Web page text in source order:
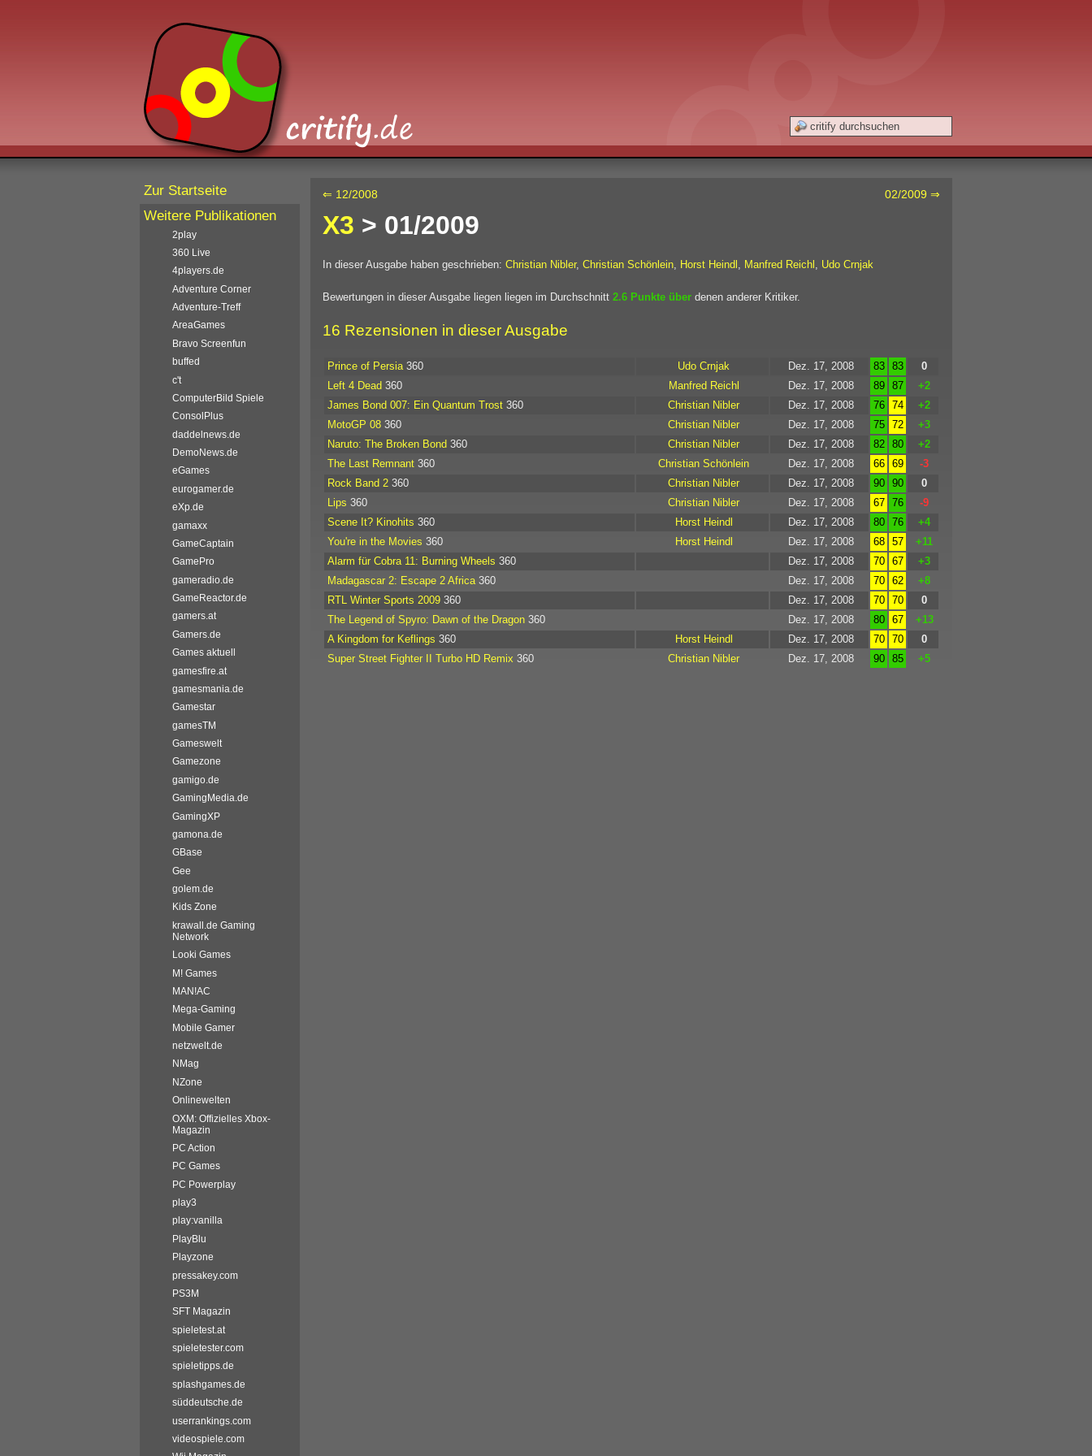
⇐ 12/2008 02/2009 ⇒
X3 > 01/2009
In dieser Ausgabe haben geschrieben: Christian Nibler, Christian Schönlein Horst Heindl Manfred Reichl Udo Crnjak
Bewertungen in dieser Ausgabe liegen liegen im Durchschnitt 2.6 Punkte über denen anderer Kritiker.
16 Rezensionen in dieser Ausgabe
Prince of Persia 360 Udo Crnjak Dez. 17, 2008 83 83
0
Left 4 Dead 360 Manfred Reichl Dez. 17, 2008 89 87
+2
James Bond 007: Ein Quantum Trost 360 Christian Nibler Dez. 17, 2008 76 74
+2
MotoGP 08 360 Christian Nibler Dez. 17, 2008 75 72
+3
Naruto: The Broken Bond 360 Christian Nibler Dez. 17, 2008 82 80
+2
The Last Remnant 360 Christian Schönlein Dez. 17, 2008 66 69
-3
Rock Band 2 360 Christian Nibler Dez. 17, 2008 90 90
0
Lips 360 Christian Nibler Dez. 17, 2008 67 76
-9
Scene It? Kinohits 360 Horst Heindl Dez. 17, 2008 80 76
+4
You're in the Movies 360 Horst Heindl Dez. 17, 2008 68 57
+11
Alarm für Cobra 11: Burning Wheels 360 Dez. 17, 2008 70 67
+3
Madagascar 2: Escape 2 Africa 360 Dez. 17, 2008 70 62
+8
RTL Winter Sports 2009 360 Dez. 17, 2008 70 70
0
The Legend of Spyro: Dawn of the Dragon 360 Dez. 17, 2008 80 67
+13
A Kingdom for Keflings 360 Horst Heindl Dez. 17, 2008 70 70
0
Super Street Fighter II Turbo HD Remix 360 Christian Nibler Dez. 17, 2008 90 85 +5
Zur Startseite
Weitere Publikationen
2play
360 Live
4players.de
Adventure Corner
Adventure-Treff
AreaGames
Bravo Screenfun
buffed
c't
ComputerBild Spiele
ConsolPlus
daddelnews.de
DemoNews.de
eGames
eurogamer.de
eXp.de
gamaxx
GameCaptain
GamePro
gameradio.de
GameReactor.de
gamers.at
Gamers.de
Games aktuell
gamesfire.at
gamesmania.de
Gamestar
gamesTM
Gameswelt
Gamezone
gamigo.de
GamingMedia.de
GamingXP
gamona.de
GBase
Gee
golem.de
Kids Zone
krawall.de Gaming
Network
Looki Games
M! Games
MAN!AC
Mega-Gaming
Mobile Gamer
netzwelt.de
NMag
NZone
Onlinewelten
OXM: Offizielles Xbox-
Magazin
PC Action
PC Games
PC Powerplay
play3
play:vanilla
PlayBlu
Playzone
pressakey.com
PS3M
SFT Magazin
spieletest.at
spieletester.com
spieletipps.de
splashgames.de
süddeutsche.de
userrankings.com
videospiele.com